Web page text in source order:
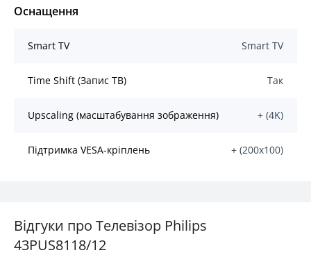
Оснащення
Smart TV Smart TV
Time Shift (Запис ТВ) Так
Upscaling (масштабування зображення) + (4K)
Підтримка VESA-кріплень + (200х100)
Відгуки про Телевізор Philips
43PUS8118/12